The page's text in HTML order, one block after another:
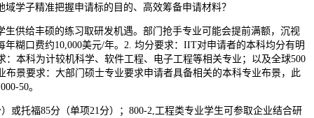
域学子精准把握申请标的目的、高效筹备申请材料？
给丰硕的练习取研发机遇。部门抢手专业可能会提前满额，沉视
年糊口费约10,000美元/年。2. 均分要求：IIT对申请者的本科均分有明
：本科为计较机科学、软件工程、电子工程等相关专业；以及全球500
布景要求：大部门硕士专业要求申请者具备相关的本科专业布景，此
50。
托福85分（单项21分）；800-2,工程类专业学生可参取企业结合研